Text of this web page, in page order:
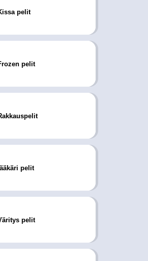
pelit
pelit
pelit
pelit